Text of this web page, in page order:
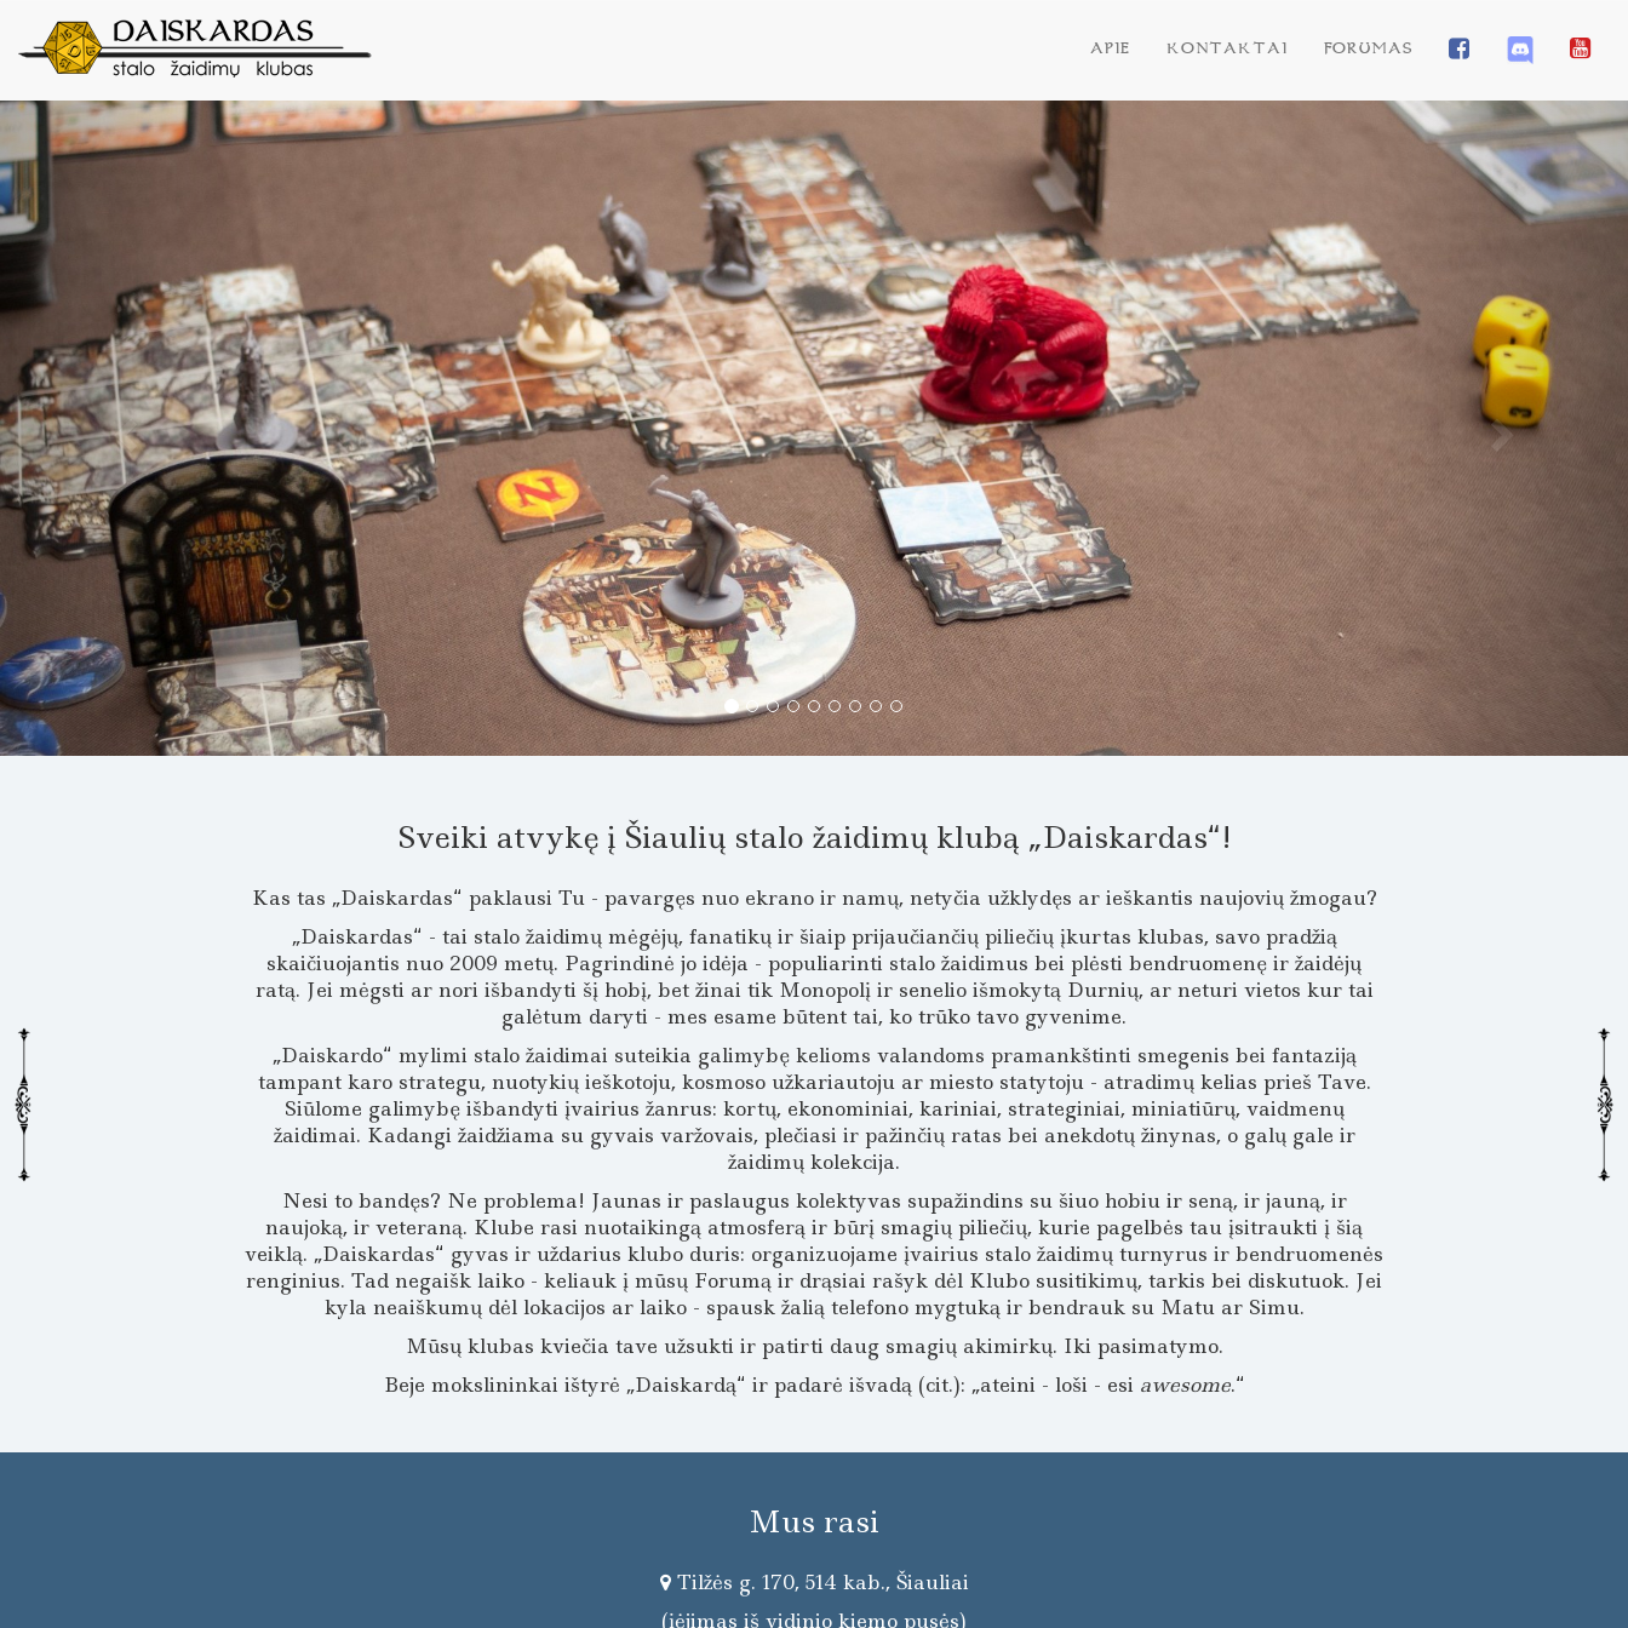
APIE KONTAKTAI FORUMAS
Previous Next
Sveiki atvykę į Šiaulių stalo žaidimų klubą „Daiskardas“!
Kas tas „Daiskardas“ paklausi Tu - pavargęs nuo ekrano ir namų, netyčia užklydęs ar ieškantis naujovių žmogau?
„Daiskardas“ - tai stalo žaidimų mėgėjų, fanatikų ir šiaip prijaučiančių piliečių įkurtas klubas, savo pradžią
skaičiuojantis nuo 2009 metų. Pagrindinė jo idėja - populiarinti stalo žaidimus bei plėsti bendruomenę ir žaidėjų
ratą. Jei mėgsti ar nori išbandyti šį hobį, bet žinai tik Monopolį ir senelio išmokytą Durnių, ar neturi vietos kur tai
galėtum daryti - mes esame būtent tai, ko trūko tavo gyvenime.
„Daiskardo“ mylimi stalo žaidimai suteikia galimybę kelioms valandoms pramankštinti smegenis bei fantaziją
tampant karo strategu, nuotykių ieškotoju, kosmoso užkariautoju ar miesto statytoju - atradimų kelias prieš Tave.
Siūlome galimybę išbandyti įvairius žanrus: kortų, ekonominiai, kariniai, strateginiai, miniatiūrų, vaidmenų
žaidimai. Kadangi žaidžiama su gyvais varžovais, plečiasi ir pažinčių ratas bei anekdotų žinynas, o galų gale ir
žaidimų kolekcija.
Nesi to bandęs? Ne problema! Jaunas ir paslaugus kolektyvas supažindins su šiuo hobiu ir seną, ir jauną, ir
naujoką, ir veteraną. Klube rasi nuotaikingą atmosferą ir būrį smagių piliečių, kurie pagelbės tau įsitraukti į šią
veiklą. „Daiskardas“ gyvas ir uždarius klubo duris: organizuojame įvairius stalo žaidimų turnyrus ir bendruomenės
renginius. Tad negaišk laiko - keliauk į mūsų Forumą ir drąsiai rašyk dėl Klubo susitikimų, tarkis bei diskutuok. Jei
kyla neaiškumų dėl lokacijos ar laiko - spausk žalią telefono mygtuką ir bendrauk su Matu ar Simu.
Mūsų klubas kviečia tave užsukti ir patirti daug smagių akimirkų. Iki pasimatymo.
Beje mokslininkai ištyrė „Daiskardą“ ir padarė išvadą (cit.): „ateini - loši - esi awesome.“
Mus rasi
Tilžės g. 170, 514 kab., Šiauliai
(įėjimas iš vidinio kiemo pusės)